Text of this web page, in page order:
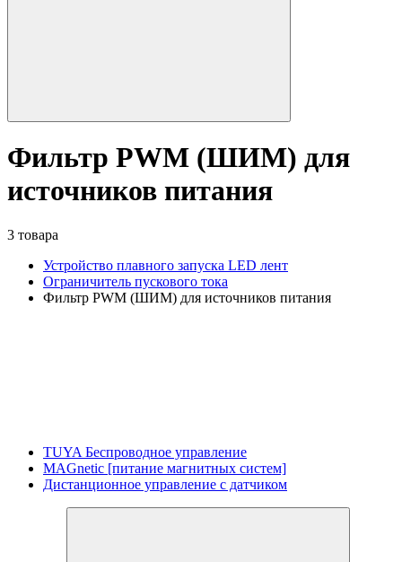
Фильтр PWM (ШИМ) для
источников питания
3 товара
Устройство плавного запуска LED лент
Ограничитель пускового тока
Фильтр PWM (ШИМ) для источников питания
TUYA Беспроводное управление
MAGnetic [питание магнитных систем]
Дистанционное управление с датчиком